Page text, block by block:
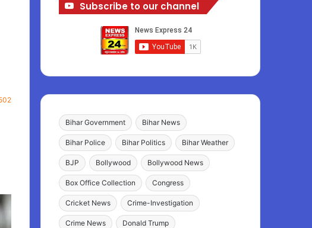
Subscribe to our channel
Bihar Government Bihar News
Bihar Police Bihar Politics Bihar Weather
BJP Bollywood Bollywood News
Box Office Collection Congress
Cricket News Crime-Investigation
Crime News Donald Trump